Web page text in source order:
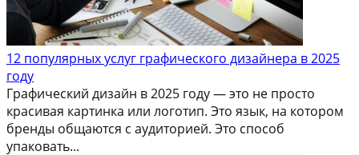
12 популярных услуг графического дизайнера в 2025
году
Графический дизайн в 2025 году — это не просто
красивая картинка или логотип. Это язык, на котором
бренды общаются с аудиторией. Это способ
упаковать...